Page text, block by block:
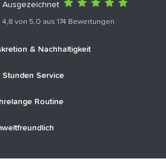
Ausgezeichnet
4,8 von 5,0 aus 174 Bewertungen
& Nachhaltigkeit
Stunden Service
Routine